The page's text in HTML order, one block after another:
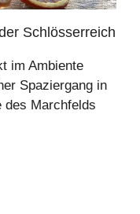
Schlösserreich
im Ambiente
Spaziergang in
des Marchfelds